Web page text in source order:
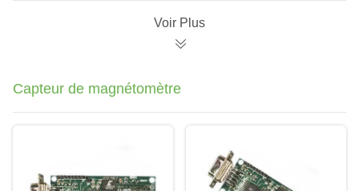
gyroscopique
Voir Plus
Capteur de magnétomètre